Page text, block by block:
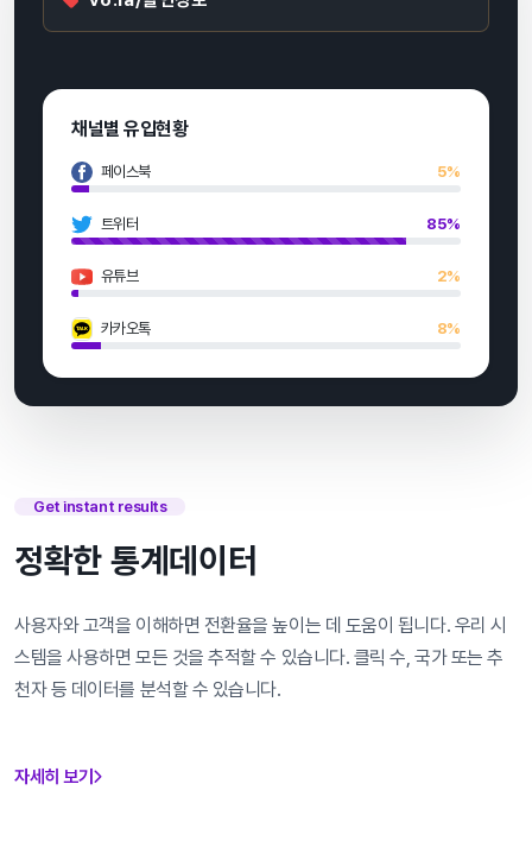
채널별 유입현황
페이스북 5%
트위터 85%
유튜브 2%
카카오톡 8%
Get instant results
정확한 통계데이터
사용자와 고객을 이해하면 전환율을 높이는 데 도움이 됩니다. 우리 시
스템을 사용하면 모든 것을 추적할 수 있습니다. 클릭 수, 국가 또는 추
천자 등 데이터를 분석할 수 있습니다.
자세히 보기